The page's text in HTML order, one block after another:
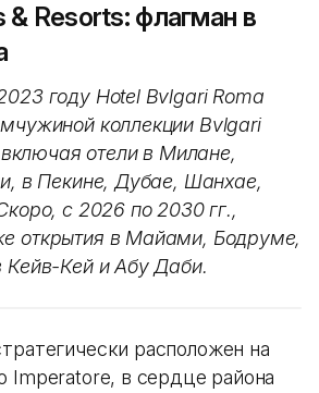
& Resorts: флагман в
году Hotel Bvlgari Roma
коллекции Bvlgari
отели в Милане,
в Пекине, Дубае, Шанхае,
с 2026 по 2030 гг.,
открытия в Майами, Бодруме,
Кей и Абу Даби.
расположен на
Imperatore, в сердце района